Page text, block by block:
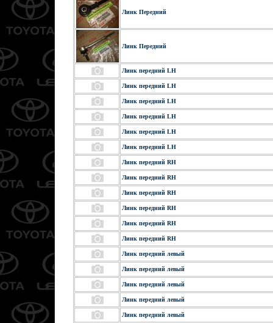
Линк Передний
Линк Передний
Линк передний LH
Линк передний LH
Линк передний LH
Линк передний LH
Линк передний LH
Линк передний LH
Линк передний RH
Линк передний RH
Линк передний RH
Линк передний RH
Линк передний RH
Линк передний RH
Линк передний левый
Линк передний левый
Линк передний левый
Линк передний левый
Линк передний левый